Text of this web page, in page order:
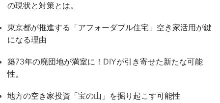
の現状と対策とは。
東京都が推進する「アフォーダブル住宅」空き家活用が鍵
になる理由
築73年の廃団地が満室に！DIYが引き寄せた新たな可能
性。
地方の空き家投資「宝の山」を掘り起こす可能性